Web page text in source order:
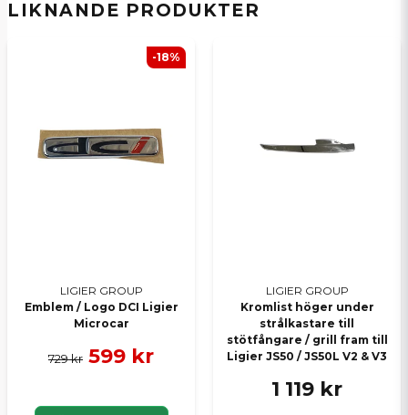
LIKNANDE PRODUKTER
LIGIER GROUP
Emblem / Logo DCI Ligier
Microcar
729 kr 599 kr
-18%
LIGIER GROUP
Kromlist höger under
strålkastare till
stötfångare / grill fram till
Ligier JS50 / JS50L V2 & V3
1 119 kr
Ja, ni kan publicera min fråga